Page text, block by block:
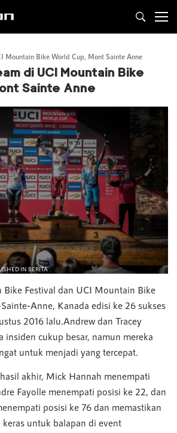
Mountain Bike World Cup, Mont Sainte Anne
di UCI Mountain Bike
Sainte Anne
IN BERITA
Festival dan UCI Mountain Bike
Anne, Kanada edisi ke 26 sukses
2016 lalu.Andrew dan Tracey
insiden cukup besar, namun mereka
untuk menjadi yang tercepat.
akhir, Mick Hannah menempati
Fayolle menempati posisi ke 22, dan
posisi ke 76 dan memastikan
untuk balapan di event